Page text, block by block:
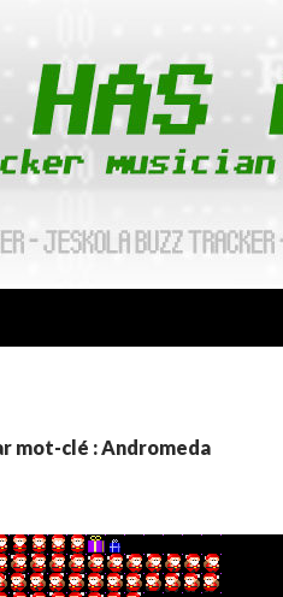
mot-clé : Andromeda